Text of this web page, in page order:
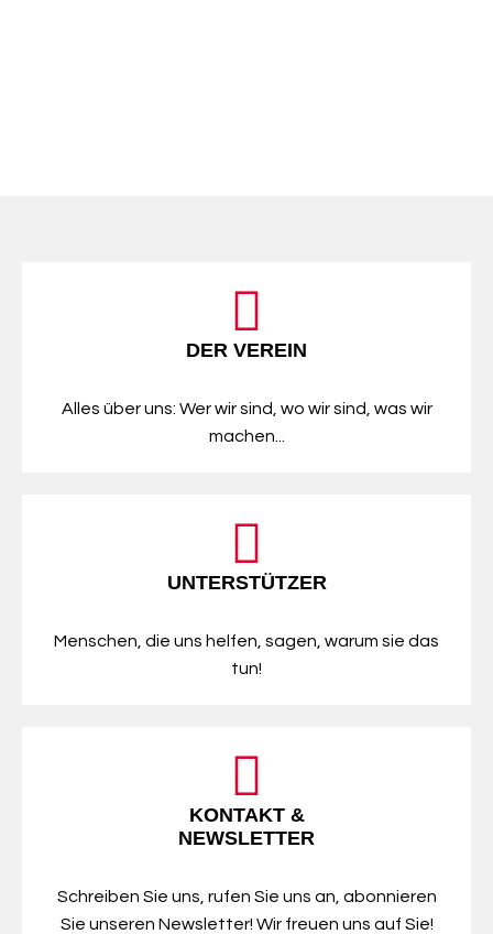
DER VEREIN
Alles über uns: Wer wir sind, wo wir sind, was wir
machen...
UNTERSTÜTZER
Menschen, die uns helfen, sagen, warum sie das
tun!
KONTAKT &
NEWSLETTER
Schreiben Sie uns, rufen Sie uns an, abonnieren
Sie unseren Newsletter! Wir freuen uns auf Sie!